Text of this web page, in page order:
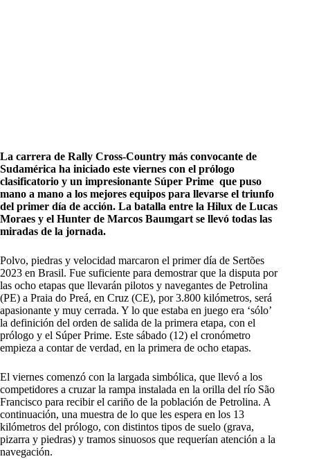
La carrera de Rally Cross-Country más convocante de
Sudamérica ha iniciado este viernes con el prólogo
clasificatorio y un impresionante Súper Prime que puso
mano a mano a los mejores equipos para llevarse el triunfo
del primer día de acción. La batalla entre la Hilux de Lucas
Moraes y el Hunter de Marcos Baumgart se llevó todas las
miradas de la jornada.
Polvo, piedras y velocidad marcaron el primer día de Sertões
2023 en Brasil. Fue suficiente para demostrar que la disputa por
las ocho etapas que llevarán pilotos y navegantes de Petrolina
(PE) a Praia do Preá, en Cruz (CE), por 3.800 kilómetros, será
apasionante y muy cerrada. Y lo que estaba en juego era ‘sólo’
la definición del orden de salida de la primera etapa, con el
prólogo y el Súper Prime. Este sábado (12) el cronómetro
empieza a contar de verdad, en la primera de ocho etapas.
El viernes comenzó con la largada simbólica, que llevó a los
competidores a cruzar la rampa instalada en la orilla del río São
Francisco para recibir el cariño de la población de Petrolina. A
continuación, una muestra de lo que les espera en los 13
kilómetros del prólogo, con distintos tipos de suelo (grava,
pizarra y piedras) y tramos sinuosos que requerían atención a la
navegación.